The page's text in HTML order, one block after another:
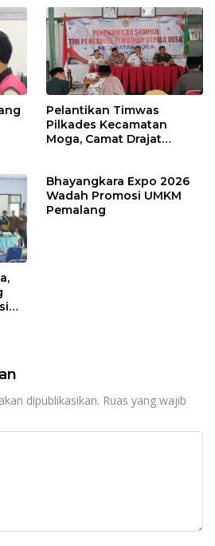
Pelantikan Timwas
Pilkades Kecamatan
Moga, Camat Drajat
Bhayangkara Expo 2026
Wadah Promosi UMKM
Pemalang
dipublikasikan. Ruas yang wajib